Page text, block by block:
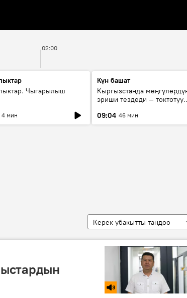
02:00
Чыгарылыш
4 мин
Күн башат
Кыргызстанда
эриши тездеди — токтотуу
09:04 46 мин
Керек убакытты тандоо